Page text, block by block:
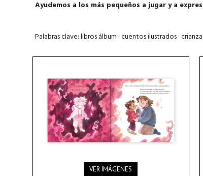
Ayudemos a los más pequeños a jugar y a
Palabras clave: libros álbum · cuentos ilustrados ·
VER IMÁGENES